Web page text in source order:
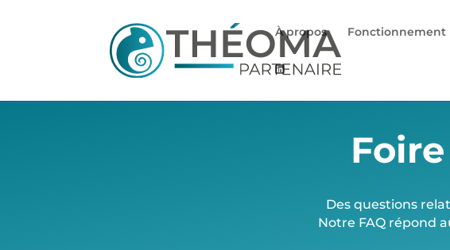
À propos Fonctionnement
Des questions
Notre FAQ répond